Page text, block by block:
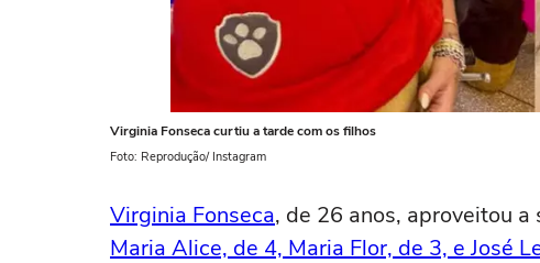
Virginia Fonseca curtiu a tarde com os filhos
Foto: Reprodução/ Instagram
Virginia Fonseca, de 26 anos, aproveitou
Maria Alice, de 4, Maria Flor, de 3, e José